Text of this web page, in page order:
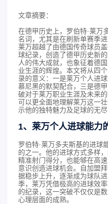
文章摘要：
在德甲历史上，罗伯特·莱万
名词，尤其是在刷新单赛季
莱万超越了由德国传奇球员
球纪录，创造了德甲历史新
人的伟大成就，也象征着德
业生涯的辉煌。本文将从四
录的意义：一是莱万个人进
慕尼黑的默契配合，三是德
破对于莱万职业生涯及未来
可以更全面地理解莱万这一
示他的独特魅力及足球的无尽
1、莱万个人进球能力
罗伯特·莱万多夫斯基的进球
的之一。他的进球方式多样
精准射门得分，也能够在高
意识创造进球机会。自加盟
据稳步上升，逐渐成为球队
季，莱万凭借极高的进球效
的纪录，这一突破不仅仅是
心理层面的成熟。